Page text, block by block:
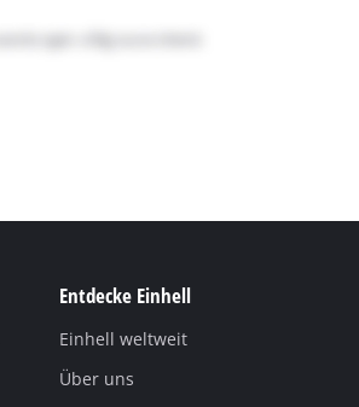
Entdecke Einhell
Einhell weltweit
Über uns